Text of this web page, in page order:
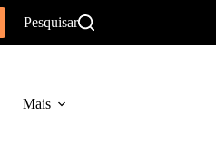
Pesquisar
Mais